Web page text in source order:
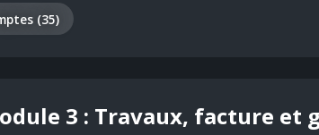
(35)
3 : Travaux, facture et